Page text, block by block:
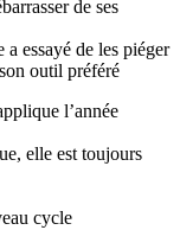
de ses
a essayé de les piéger
outil préféré
l’année
elle est toujours
cycle